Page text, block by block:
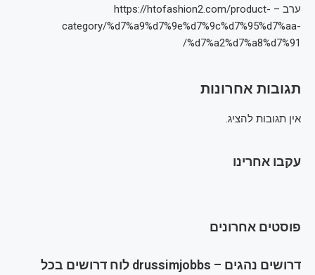
ערב – https://htofashion2.com/product-
category/%d7%a9%d7%9e%d7%9c%d7%95%d7%aa-
%d7%a2%d7%a8%d7%91/
תגובות אחרונות
אין תגובות להציג.
עקבו אחרינו
פוסטים אחרונים
דרושים נהגים – drussimjobbs לוח דרושים בכל